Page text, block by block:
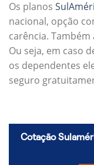
Os planos
nacional, opção
carência.
Ou seja, em caso
os dependentes
seguro
Cotação